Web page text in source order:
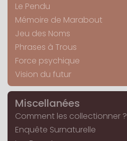
Le Pendu
Mémoire de Marabout
Jeu des Noms
Phrases à Trous
Force psychique
Vision du futur
Miscellanées
Comment les collectionner ?
Enquête Surnaturelle